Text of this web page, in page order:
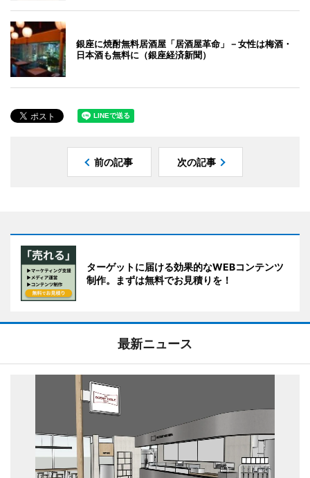
銀座に焼酎無料居酒屋「居酒屋革命」－女性は梅酒・
日本酒も無料に（銀座経済新聞）
前の記事 次の記事
ターゲットに届ける効果的なWEBコンテンツ
制作。まずは無料でお見積りを！
最新ニュース